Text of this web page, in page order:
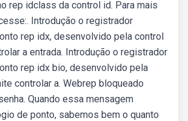
rep idclass da control id. Para mais
Introdução o registrador
rep idx, desenvolvido pela control
a entrada. Introdução o registrador
rep idx bio, desenvolvido pela
controlar a. Webrep bloqueado
Quando essa mensagem
de ponto, sabemos bem o quanto